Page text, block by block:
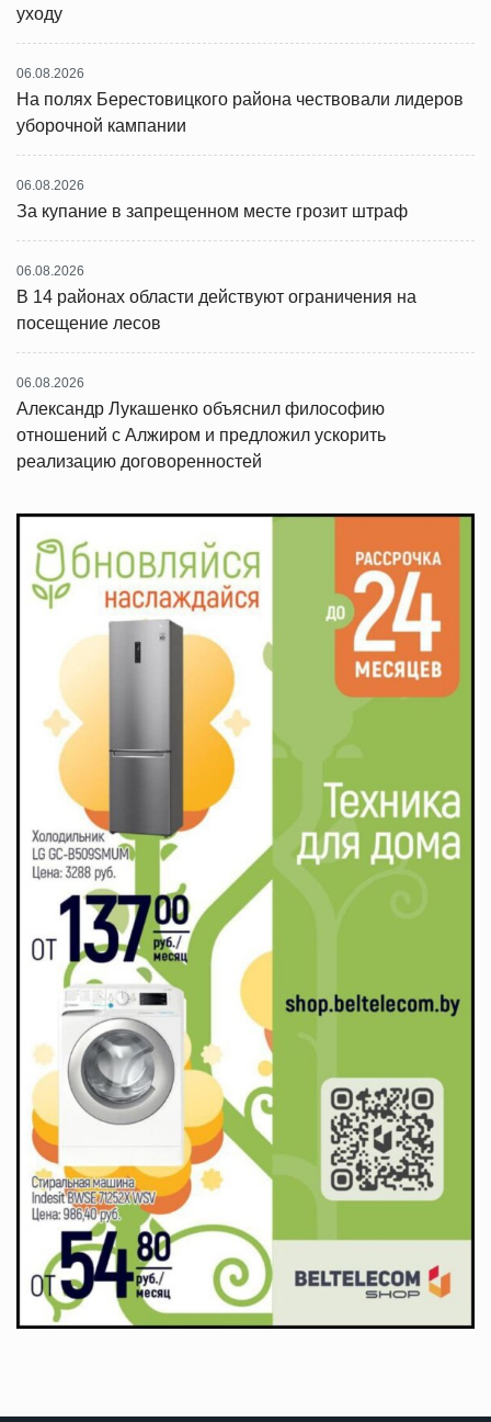
уходу
06.08.2026
На полях Берестовицкого района чествовали лидеров
уборочной кампании
06.08.2026
За купание в запрещенном месте грозит штраф
06.08.2026
В 14 районах области действуют ограничения на
посещение лесов
06.08.2026
Александр Лукашенко объяснил философию
отношений с Алжиром и предложил ускорить
реализацию договоренностей